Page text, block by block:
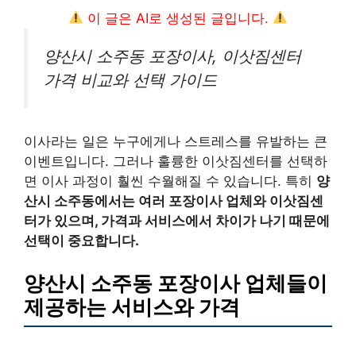
이 글은 AI로 생성된 글입니다.
양산시 소주동 포장이사, 이삿짐센터
가격 비교와 선택 가이드
이사라는 일은 누구에게나 스트레스를 유발하는 큰
이벤트입니다. 그러나 훌륭한 이삿짐센터를 선택하
면 이사 과정이 훨씬 수월해질 수 있습니다. 특히 양
산시 소주동에서는 여러 포장이사 업체와 이삿짐센
터가 있으며, 가격과 서비스에서 차이가 나기 때문에
선택이 중요합니다.
양산시 소주동 포장이사 업체들이
제공하는 서비스와 가격